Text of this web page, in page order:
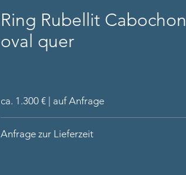
Ring Rubellit Cabochon
oval quer
ca. 1.300 € | auf Anfrage
poliert in unserer Werkstatt
Anfrage zur Lieferzeit